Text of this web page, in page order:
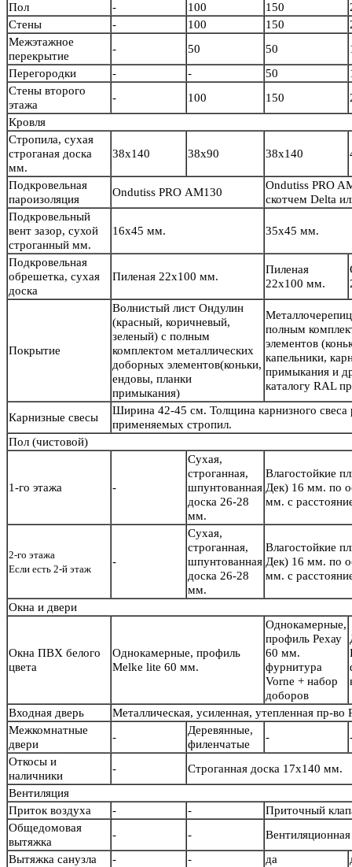
Пол
- 100 150
Стены
- 100 150
Межэтажное
перекрытие
- 50 50
Перегородки
- - 50
Стены второго
этажа
- 100 150
Кровля
Стропила, сухая
строганая доска
мм.
38х140 38х90 38х140
Подкровельная
пароизоляция
Ondutiss PRO АМ130
Ondutiss PRO
скотчем Delta
Подкровельный
вент зазор, сухой
строганный мм.
16х45 мм. 35х45 мм.
Подкровельная
обрешетка, сухая
доска
Пиленая 22х100 мм.
Пиленая
22х100 мм.
Покрытие
Волнистый лист Ондулин
(красный, коричневый,
зеленый) с полным
комплектом металлических
доборных элементов(коньки,
ендовы, планки
примыкания)
полным
элементов
капельники,
примыкания и
каталогу RAL
Карнизные свесы
Ширина 42-45 см. Толщина карнизного свеса
применяемых стропил.
Пол (чистовой)
1-го этажа -
Сухая,
строганная,
шпунтованная
доска 26-28
мм.
Влагостойкие
Дек) 16 мм. по
мм. с
2-го этажа
Если есть 2-й этаж
-
Сухая,
строганная,
шпунтованная
доска 26-28
мм.
Влагостойкие
Дек) 16 мм. по
мм. с
Окна и двери
Окна ПВХ белого
цвета
Однокамерные, профиль
Melke lite 60 мм.
Однокамерные,
профиль Рехау
60 мм.
фурнитура
Vorne + набор
доборов
Входная дверь
Металлическая, усиленная, утепленная пр-во
Межкомнатные
двери
-
Деревянные,
филенчатые
-
Откосы и
наличники
-
Строганная доска 17х140 мм.
Вентиляция
Приток воздуха
- -
Приточный
Общедомовая
вытяжка
- -
Вытяжка санузла
- - да